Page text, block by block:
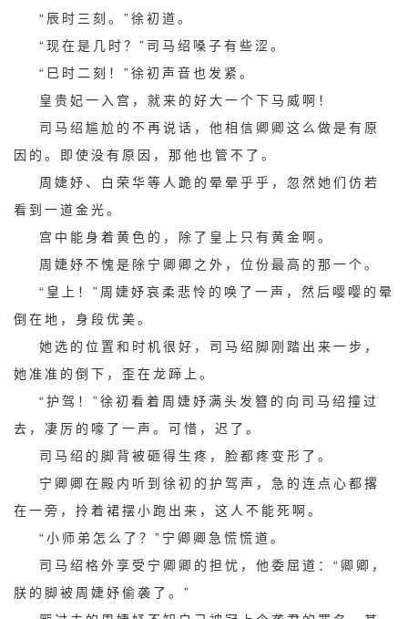
“辰时三刻。”徐初道。
“现在是几时？”司马绍嗓子有些涩。
“巳时二刻！”徐初声音也发紧。
皇贵妃一入宫，就来的好大一个下马威啊！
司马绍尴尬的不再说话，他相信卿卿这么做是有原
因的。即使没有原因，那他也管不了。
周婕妤、白荣华等人跪的晕晕乎乎，忽然她们仿若
看到一道金光。
宫中能身着黄色的，除了皇上只有黄金啊。
周婕妤不愧是除宁卿卿之外，位份最高的那一个。
“皇上！”周婕妤哀柔悲怜的唤了一声，然后嘤嘤的晕
倒在地，身段优美。
她选的位置和时机很好，司马绍脚刚踏出来一步，
她准准的倒下，歪在龙蹄上。
“护驾！”徐初看着周婕妤满头发簪的向司马绍撞过
去，凄厉的嚎了一声。可惜，迟了。
司马绍的脚背被砸得生疼，脸都疼变形了。
宁卿卿在殿内听到徐初的护驾声，急的连点心都撂
在一旁，拎着裙摆小跑出来，这人不能死啊。
“小师弟怎么了？”宁卿卿急慌慌道。
司马绍格外享受宁卿卿的担忧，他委屈道：“卿卿，
朕的脚被周婕妤偷袭了。”